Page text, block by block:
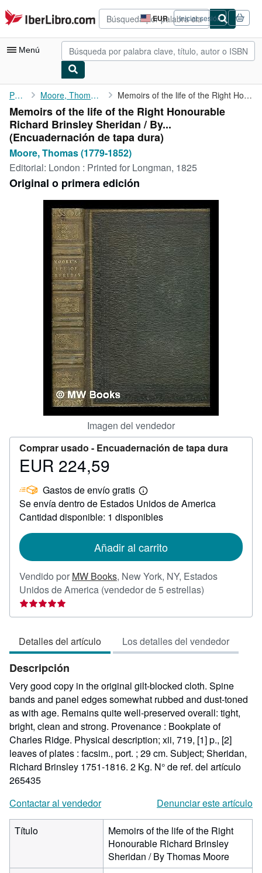
Pasar al contenido principal
IberLibro.com EUR
Preferencias
de
compra
del
Iniciar sesión
Menú
Mi cuenta
Consultar mis pedidos
Búsqueda avanzada
Colecciones
Vendedores
Comenzar a vender
CERRAR
Portada Moore, Thomas (1779-1852) Memoirs of the life of the Right Honourable Richard Brinsley ...
Memoirs of the life of the Right Honourable
Richard Brinsley Sheridan / By...
(Encuadernación de tapa dura)
Moore, Thomas (1779-1852)
Editorial: London : Printed for Longman, 1825
Original o primera edición
Imagen del vendedor
Comprar usado - Encuadernación de tapa dura
Precio
224,59
EUR 224,59
Gastos de envío gratis
Más
información
sobre
las
envío
Se envía dentro de Estados Unidos de America
Cantidad disponible: 1 disponibles
Añadir al carrito
Vendido por MW Books, New York, NY, Estados
Unidos de America (vendedor de 5 estrellas)
vendedor:
de
5
Detalles del artículo Los detalles del vendedor
Descripción
Very good copy in the original gilt-blocked cloth. Spine
bands and panel edges somewhat rubbed and dust-toned
as with age. Remains quite well-preserved overall: tight,
bright, clean and strong. Provenance : Bookplate of
Charles Ridge. Physical description; xii, 719, [1] p., [2]
leaves of plates : facsim., port. ; 29 cm. Subject; Sheridan,
Richard Brinsley 1751-1816. 2 Kg. N° de ref. del artículo
265435
Contactar al vendedor
Denunciar este artículo
Título
Memoirs of the life of the Right
Honourable Richard Brinsley
Sheridan / By Thomas Moore